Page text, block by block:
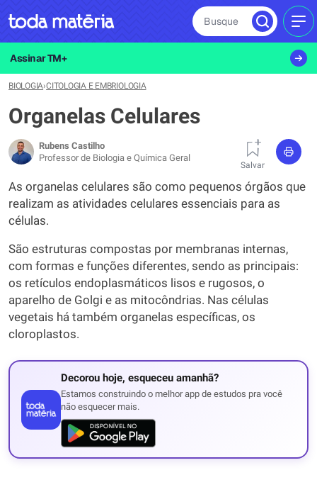
Busque
Assinar TM+
BIOLOGIA›CITOLOGIA E EMBRIOLOGIA
Organelas Celulares
Rubens Castilho
Professor de Biologia e Química Geral
Salvar
As organelas celulares são como pequenos órgãos que
realizam as atividades celulares essenciais para as
células.
São estruturas compostas por membranas internas,
com formas e funções diferentes, sendo as principais:
os retículos endoplasmáticos lisos e rugosos, o
aparelho de Golgi e as mitocôndrias. Nas células
vegetais há também organelas específicas, os
cloroplastos.
Decorou hoje, esqueceu amanhã?
Estamos construindo o melhor app de estudos pra você
não esquecer mais.